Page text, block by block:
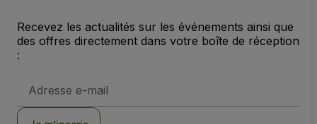
Recevez les actualités sur les événements ainsi que
des offres directement dans votre boîte de réception
:
e-